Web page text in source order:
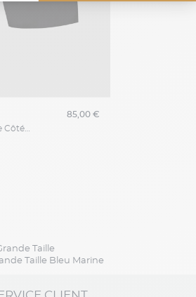
Maillot de Bain Logo sur le Côté Grande Taille Noir
85,00 €
Taille
Taille Bleu Marine